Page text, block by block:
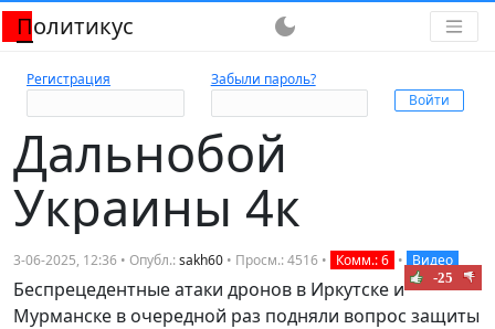
Политикус dark_mode
Регистрация Забыли пароль?
Дальнобой
Украины 4к
3-06-2025, 12:36 • Опубл.:sakh60 • Просм.: 4516 • Комм.: 6 • Видео
-25
Беспрецедентные атаки дронов в Иркутске и
Мурманске в очередной раз подняли вопрос защиты